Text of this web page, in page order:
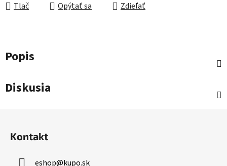
Tlač Opýtať sa Zdieľať
Popis
Diskusia
Kontakt
eshop@kupo.sk